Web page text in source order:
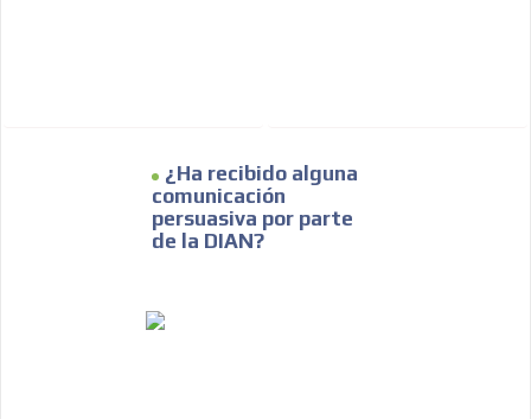
¿Ha recibido alguna
comunicación
persuasiva por parte
de la DIAN?